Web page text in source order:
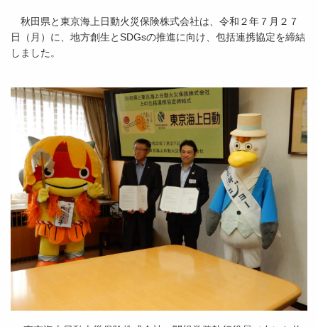
秋田県と東京海上日動火災保険株式会社は、令和２年７月２７
日（月）に、地方創生とSDGsの推進に向け、包括連携協定を締結
しました。